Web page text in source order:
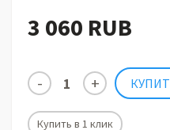
3 060 RUB
Купить в 1 клик